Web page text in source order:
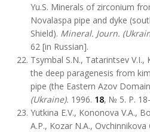
Yu.S. Minerals of zirconium
Novalaspa pipe and dyke
Shield). Mineral. Journ.
62 [in Russian].
Tsymbal S.N., Tatarintsev V.I.,
the deep paragenesis from
pipe (the Eastern Azov
(Ukraine). 1996. 18, № 5. P.
Yutkina E.V., Kononova V.A.,
A.P., Kozar N.A., Ovchinnikova